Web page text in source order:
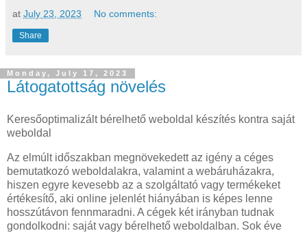
at July 23, 2023 No comments:
Share
Monday, July 17, 2023
Látogatottság növelés
Keresőoptimalizált bérelhető weboldal készítés kontra saját
weboldal
Az elmúlt időszakban megnövekedett az igény a céges
bemutatkozó weboldalakra, valamint a webáruházakra,
hiszen egyre kevesebb az a szolgáltató vagy termékeket
értékesítő, aki online jelenlét hiányában is képes lenne
hosszútávon fennmaradni. A cégek két irányban tudnak
gondolkodni: saját vagy bérelhető weboldalban. Sok éve